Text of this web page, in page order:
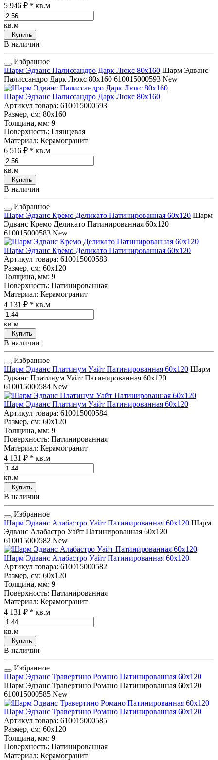
5 946 ₽ * кв.м
кв.м
Купить
В наличии
Избранное
Шарм Эдванс Палиссандро Дарк Люкс 80x160 Шарм Эдванс
Палиссандро Дарк Люкс 80x160 610015000593 New
Шарм Эдванс Палиссандро Дарк Люкс 80x160
Артикул товара: 610015000593
Размер, см: 80x160
Толщина, мм: 9
Поверхность: Глянцевая
Материал: Керамогранит
6 516 ₽ * кв.м
кв.м
Купить
В наличии
Избранное
Шарм Эдванс Кремо Деликато Патинированная 60x120 Шарм
Эдванс Кремо Деликато Патинированная 60x120
610015000583 New
Шарм Эдванс Кремо Деликато Патинированная 60x120
Артикул товара: 610015000583
Размер, см: 60x120
Толщина, мм: 9
Поверхность: Патинированная
Материал: Керамогранит
4 131 ₽ * кв.м
кв.м
Купить
В наличии
Избранное
Шарм Эдванс Платинум Уайт Патинированная 60x120 Шарм
Эдванс Платинум Уайт Патинированная 60x120
610015000584 New
Шарм Эдванс Платинум Уайт Патинированная 60x120
Артикул товара: 610015000584
Размер, см: 60x120
Толщина, мм: 9
Поверхность: Патинированная
Материал: Керамогранит
4 131 ₽ * кв.м
кв.м
Купить
В наличии
Избранное
Шарм Эдванс Алабастро Уайт Патинированная 60x120 Шарм
Эдванс Алабастро Уайт Патинированная 60x120
610015000582 New
Шарм Эдванс Алабастро Уайт Патинированная 60x120
Артикул товара: 610015000582
Размер, см: 60x120
Толщина, мм: 9
Поверхность: Патинированная
Материал: Керамогранит
4 131 ₽ * кв.м
кв.м
Купить
В наличии
Избранное
Шарм Эдванс Травертино Романо Патинированная 60x120
Шарм Эдванс Травертино Романо Патинированная 60x120
610015000585 New
Шарм Эдванс Травертино Романо Патинированная 60x120
Артикул товара: 610015000585
Размер, см: 60x120
Толщина, мм: 9
Поверхность: Патинированная
Материал: Керамогранит